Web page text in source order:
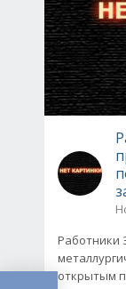
Работники
открытым